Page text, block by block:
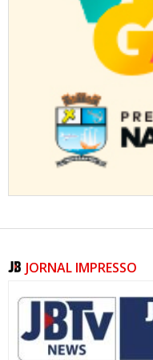
08/08/2026 | 07:00
06/08/2026 | 18:17
Integração entre
prioridade em novo
ITAJAÍ
06/08/2026 | 18:17
Portal Doar recebe
projetos em Itajaí
Emasa recebe
BALNEÁRIO
06/08/2026 | 18:24
Delimitadores de
nas vias de BC
JORNAL IMPRESSO